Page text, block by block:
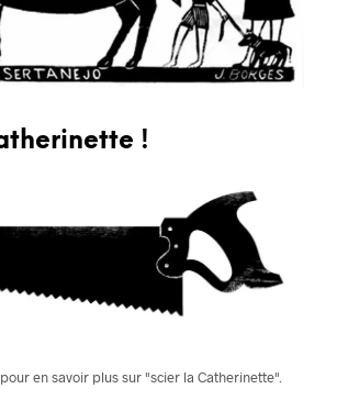
!
en savoir plus sur "scier la Catherinette".